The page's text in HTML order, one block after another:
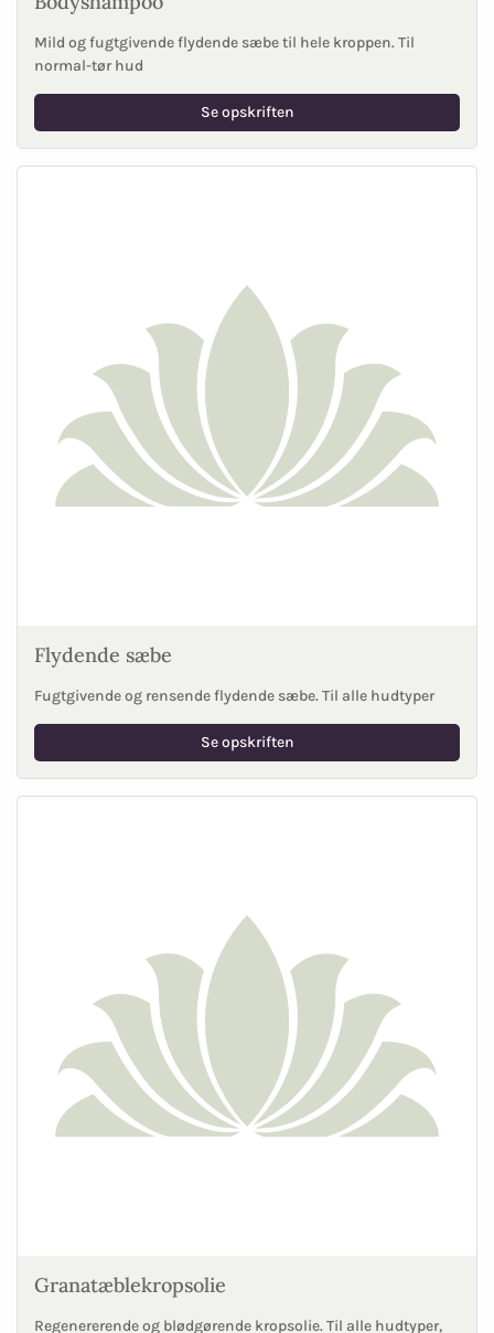
Mild og fugtgivende flydende sæbe til hele kroppen. Til
normal-tør hud
Se opskriften
Flydende sæbe
Fugtgivende og rensende flydende sæbe. Til alle hudtyper
Se opskriften
Granatæblekropsolie
Regenererende og blødgørende kropsolie. Til alle hudtyper,